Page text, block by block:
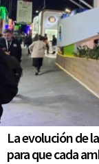
La evolución de
para que cada